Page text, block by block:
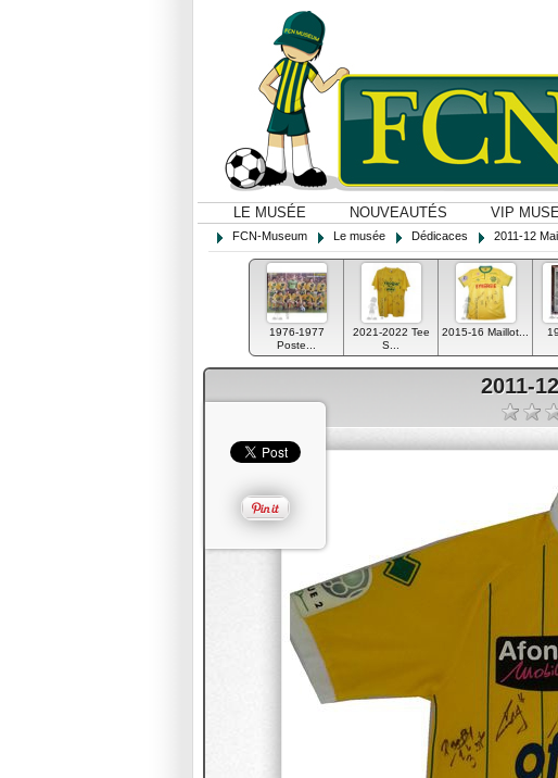
LE MUSÉE NOUVEAUTÉS VIP
FCN-Museum Le musée Dédicaces 2011-12
1976-1977
Poste...
2021-2022 Tee
S...
2015-16 Maillot...
2011-